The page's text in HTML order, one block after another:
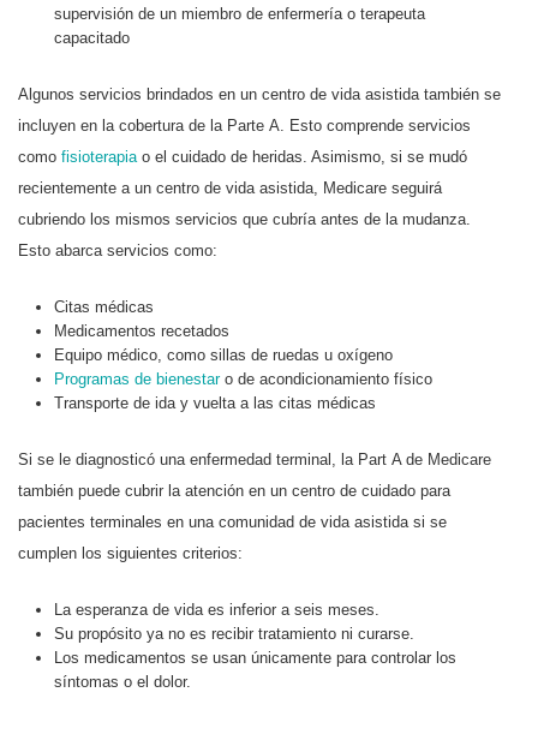
supervisión de un miembro de enfermería o terapeuta
capacitado
Algunos servicios brindados en un centro de vida asistida también se
incluyen en la cobertura de la Parte A. Esto comprende servicios
como fisioterapia o el cuidado de heridas. Asimismo, si se mudó
recientemente a un centro de vida asistida, Medicare seguirá
cubriendo los mismos servicios que cubría antes de la mudanza.
Esto abarca servicios como:
Citas médicas
Medicamentos recetados
Equipo médico, como sillas de ruedas u oxígeno
Programas de bienestaro de acondicionamiento físico
Transporte de ida y vuelta a las citas médicas
Si se le diagnosticó una enfermedad terminal, la Part A de Medicare
también puede cubrir la atención en un centro de cuidado para
pacientes terminales en una comunidad de vida asistida si se
cumplen los siguientes criterios:
La esperanza de vida es inferior a seis meses.
Su propósito ya no es recibir tratamiento ni curarse.
Los medicamentos se usan únicamente para controlar los
síntomas o el dolor.